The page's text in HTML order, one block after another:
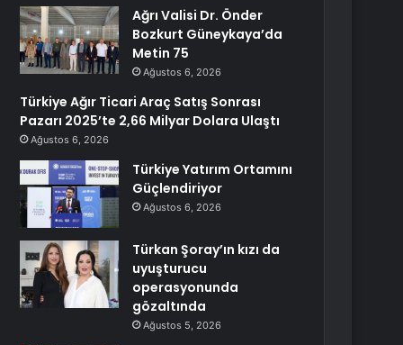
Ağrı Valisi Dr. Önder
Bozkurt Güneykaya’da
Metin 75
Ağustos 6, 2026
Türkiye Ağır Ticari Araç Satış Sonrası
Pazarı 2025’te 2,66 Milyar Dolara Ulaştı
Ağustos 6, 2026
Türkiye Yatırım Ortamını
Güçlendiriyor
Ağustos 6, 2026
Türkan Şoray’ın kızı da
uyuşturucu
operasyonunda
gözaltında
Ağustos 5, 2026